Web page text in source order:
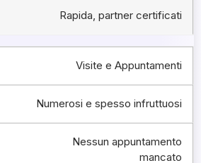
Rapida, partner certificati
Visite e Appuntamenti
Numerosi e spesso infruttuosi
Nessun appuntamento
mancato